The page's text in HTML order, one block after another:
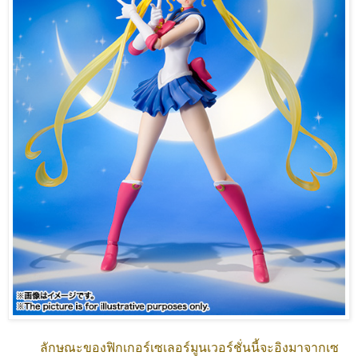
ลักษณะของฟิกเกอร์เซเลอร์มูนเวอร์ชั่นนี้จะอิงมาจากเซ